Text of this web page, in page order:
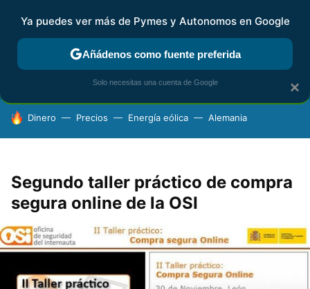
FISCALIDAD Y CONTABILIDAD KIT DIGITAL RENTA
HOY SE HABLA DE
Dinero Precios Energía eólica Alemania
Segundo taller práctico de compra
segura online de la OSI
×
Ya puedes ver más de Pymes y Autonomos en Google
Añádenos como fuente preferida
Solo necesitas una cuenta de Google